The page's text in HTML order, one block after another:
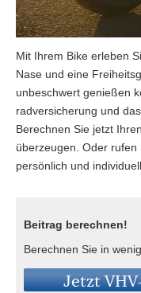
Mit Ihrem Bike erleben
Nase und eine
unbeschwert genießen
rad­ver­sicherung und
Berechnen Sie jetzt
überzeugen. Oder
persönlich und
Beitrag berechnen!
Berechnen Sie in
Jetzt